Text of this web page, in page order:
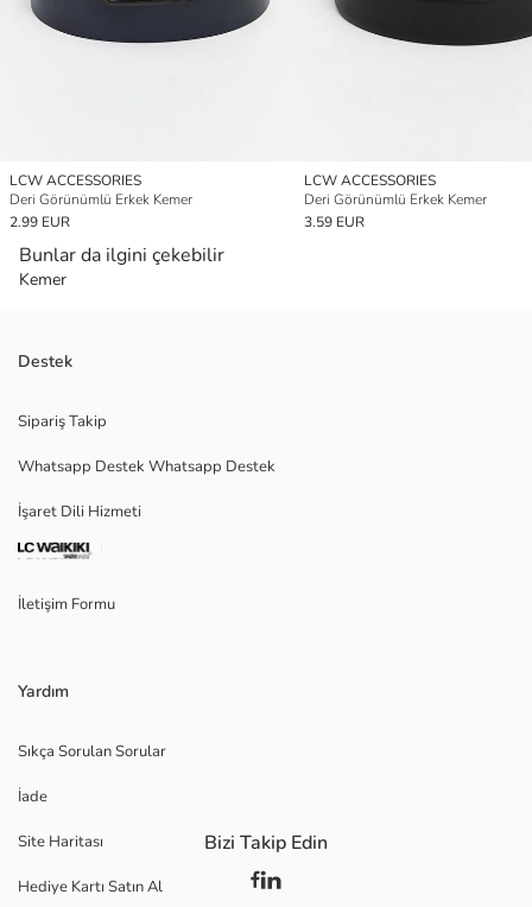
LCW ACCESSORIES
Deri Görünümlü Erkek Kemer
2.99 EUR
LCW ACCESSORIES
Deri Görünümlü Erkek Kemer
3.59 EUR
Bunlar da ilgini çekebilir
Kemer
Destek
Sipariş Takip
Whatsapp Destek Whatsapp Destek
İşaret Dili Hizmeti
İletişim Formu
Yardım
Sıkça Sorulan Sorular
İade
Site Haritası
Hediye Kartı Satın Al
Bizi Takip Edin